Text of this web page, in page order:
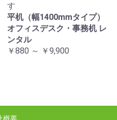
す
平机（幅1400mmタイプ）
オフィスデスク・事務机 レ
ンタル
￥880 ～ ￥9,900
概要